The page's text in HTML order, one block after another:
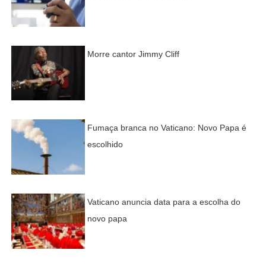
Morre cantor Jimmy Cliff
Fumaça branca no Vaticano: Novo Papa é
escolhido
Vaticano anuncia data para a escolha do
novo papa